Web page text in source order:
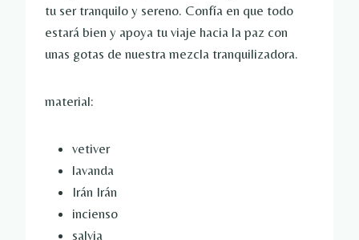
tu ser tranquilo y sereno. Confía en que todo
estará bien y apoya tu viaje hacia la paz con
unas gotas de nuestra mezcla tranquilizadora.
material:
vetiver
lavanda
Irán Irán
incienso
salvia